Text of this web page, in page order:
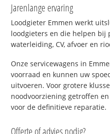
Jarenlange ervaring
Loodgieter Emmen werkt
loodgieters en die helpen bij
waterleiding, CV, afvoer en
Onze servicewagens in
voorraad en kunnen uw
uitvoeren. Voor grotere
noodvoorziening getroffen
voor de definitieve reparatie.